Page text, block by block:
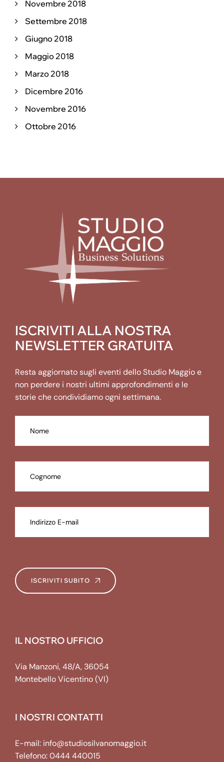
Novembre 2018
Settembre 2018
Giugno 2018
Maggio 2018
Marzo 2018
Dicembre 2016
Novembre 2016
Ottobre 2016
ISCRIVITI ALLA NOSTRA
NEWSLETTER GRATUITA
Resta aggiornato sugli eventi dello Studio Maggio e
non perdere i nostri ultimi approfondimenti e le
storie che condividiamo ogni settimana.
ISCRIVITI SUBITO
IL NOSTRO UFFICIO
Via Manzoni, 48/A, 36054
Montebello Vicentino (VI)
I NOSTRI CONTATTI
E-mail: info@studiosilvanomaggio.it
Telefono:0444 440015